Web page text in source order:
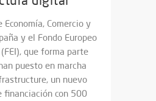
Economía, Comercio y
y el Fondo Europeo
que forma parte
puesto en marcha
un nuevo
financiación con 500